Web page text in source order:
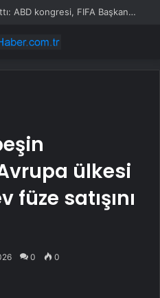
Trump’la bağları başını ağrıttı: ABD kongresi, FIFA Başkanı hakkında soruşturma başlattı
ülkesi
füze satışını
0 0